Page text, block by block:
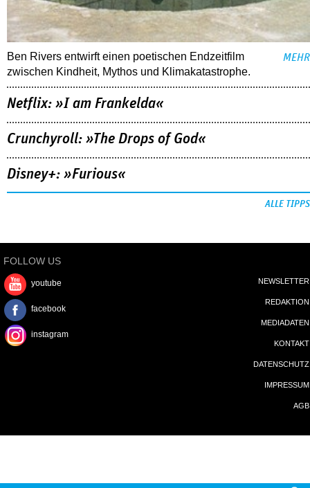
Ben Rivers entwirft einen poetischen Endzeitfilm
zwischen Kindheit, Mythos und Klimakatastrophe.
MEHR
Netflix: »I am Frankelda«
Crunchyroll: »The Drops of God«
Disney+: »Furious«
ALLE TIPPS
FOLLOW US
youtube
facebook
instagram
NEWSLETTER
REDAKTION
MEDIADATEN
KONTAKT
DATENSCHUTZ
IMPRESSUM
AGB